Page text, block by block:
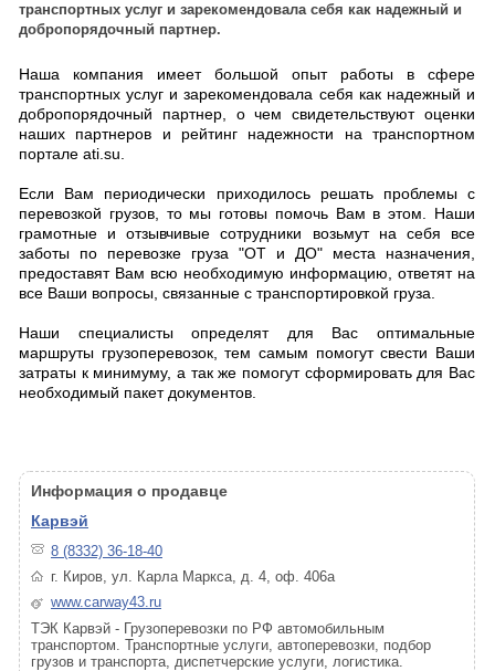
транспортных услуг и зарекомендовала себя как надежный и
добропорядочный партнер.
Наша компания имеет большой опыт работы в сфере
транспортных услуг и зарекомендовала себя как надежный и
добропорядочный партнер, о чем свидетельствуют оценки
наших партнеров и рейтинг надежности на транспортном
портале ati.su.
Если Вам периодически приходилось решать проблемы с
перевозкой грузов, то мы готовы помочь Вам в этом. Наши
грамотные и отзывчивые сотрудники возьмут на себя все
заботы по перевозке груза "ОТ и ДО" места назначения,
предоставят Вам всю необходимую информацию, ответят на
все Ваши вопросы, связанные с транспортировкой груза.
Наши специалисты определят для Вас оптимальные
маршруты грузоперевозок, тем самым помогут свести Ваши
затраты к минимуму, а так же помогут сформировать для Вас
необходимый пакет документов.
Информация о продавце
Карвэй
8 (8332) 36-18-40
г. Киров, ул. Карла Маркса, д. 4, оф. 406a
www.carway43.ru
ТЭК Карвэй - Грузоперевозки по РФ автомобильным
транспортом. Транспортные услуги, автоперевозки, подбор
грузов и транспорта, диспетчерские услуги, логистика.